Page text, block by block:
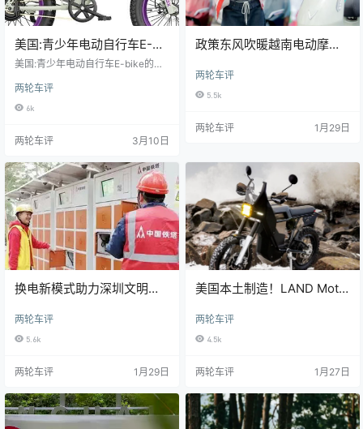
美国:青少年电动自行车E-
bike的兴起
美国:青少年电动自行车E-bike的兴
动自行车已成为美国青少年的新
宠。从TikTok上孩子们玩单车的视
众的通勤工具，如今已发展成为一
两轮车评
6k
两轮车评 3月10日
政策东风吹暖越南电动摩托
显冲击
两轮车评
5.5k
两轮车评 1月29日
换电新模式助力深圳文明出
难题
两轮车评
5.6k
两轮车评 1月29日
美国本土制造！LAND Moto
成细分市场优选
两轮车评
4.5k
两轮车评 1月27日